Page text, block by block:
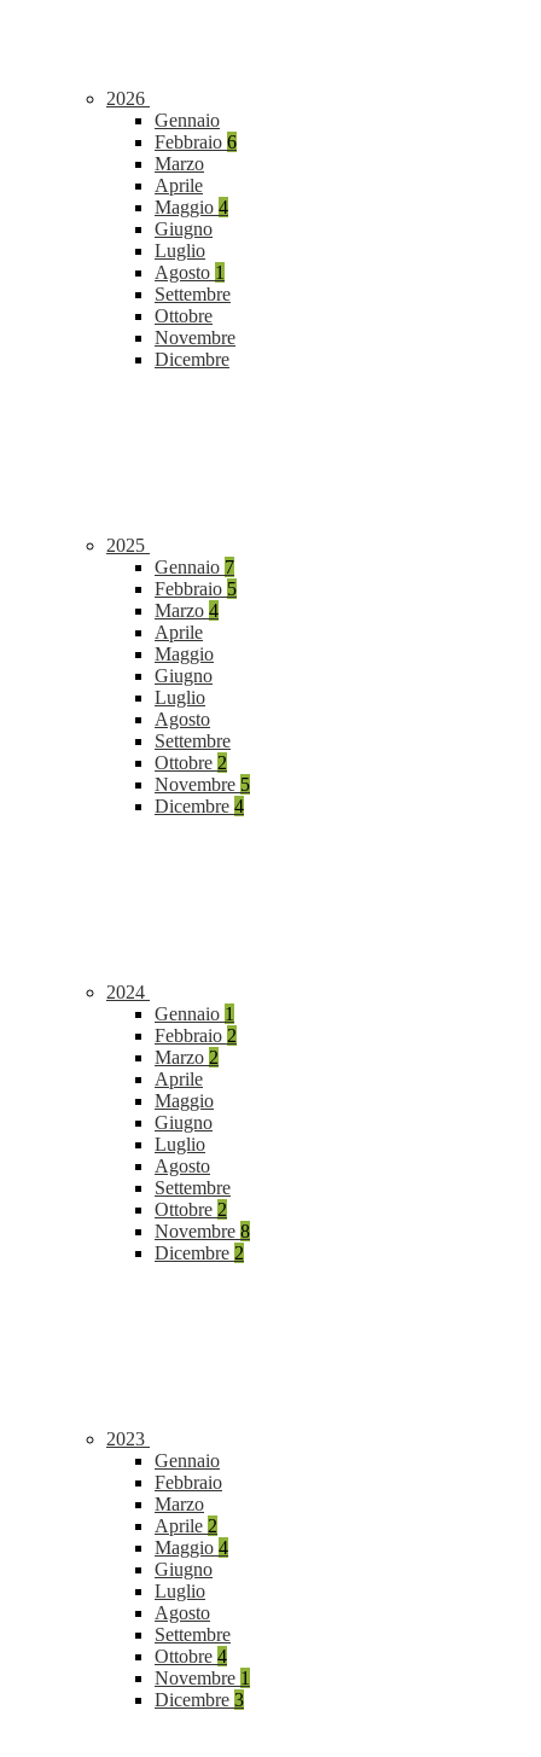
2026
Gennaio
Febbraio 6
Marzo
Aprile
Maggio 4
Giugno
Luglio
Agosto 1
Settembre
Ottobre
Novembre
Dicembre
2025
Gennaio 7
Febbraio 5
Marzo 4
Aprile
Maggio
Giugno
Luglio
Agosto
Settembre
Ottobre 2
Novembre 5
Dicembre 4
2024
Gennaio 1
Febbraio 2
Marzo 2
Aprile
Maggio
Giugno
Luglio
Agosto
Settembre
Ottobre 2
Novembre 8
Dicembre 2
2023
Gennaio
Febbraio
Marzo
Aprile 2
Maggio 4
Giugno
Luglio
Agosto
Settembre
Ottobre 4
Novembre 1
Dicembre 3